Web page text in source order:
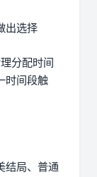
出选择
分配时间
时间段触
结局、普通